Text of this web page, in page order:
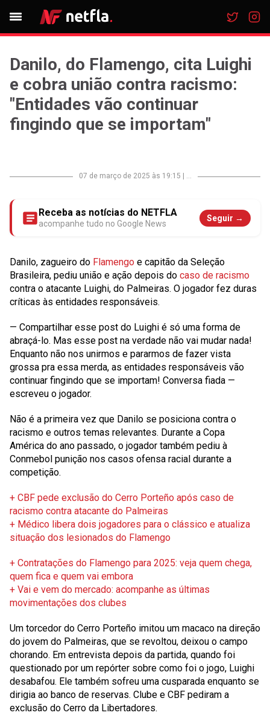
Danilo, do Flamengo, cita Luighi
e cobra união contra racismo:
"Entidades vão continuar
fingindo que se importam"
07 de março de 2025 às 19:15 ...
Receba as notícias do NETFLA
acompanhe tudo no Google News
Seguir →
Danilo, zagueiro do Flamengo e capitão da Seleção
Brasileira, pediu união e ação depois do caso de racismo
contra o atacante Luighi, do Palmeiras. O jogador fez duras
críticas às entidades responsáveis.
— Compartilhar esse post do Luighi é só uma forma de
abraçá-lo. Mas esse post na verdade não vai mudar nada!
Enquanto não nos unirmos e pararmos de fazer vista
grossa pra essa merda, as entidades responsáveis vão
continuar fingindo que se importam! Conversa fiada —
escreveu o jogador.
Não é a primeira vez que Danilo se posiciona contra o
racismo e outros temas relevantes. Durante a Copa
América do ano passado, o jogador também pediu à
Conmebol punição nos casos ofensa racial durante a
competição.
+ CBF pede exclusão do Cerro Porteño após caso de
racismo contra atacante do Palmeiras
+ Médico libera dois jogadores para o clássico e atualiza
situação dos lesionados do Flamengo
+ Contratações do Flamengo para 2025: veja quem chega,
quem fica e quem vai embora
+ Vai e vem do mercado: acompanhe as últimas
movimentações dos clubes
Um torcedor do Cerro Porteño imitou um macaco na direção
do jovem do Palmeiras, que se revoltou, deixou o campo
chorando. Em entrevista depois da partida, quando foi
questionado por um repórter sobre como foi o jogo, Luighi
desabafou. Ele também sofreu uma cusparada enquanto se
dirigia ao banco de reservas. Clube e CBF pediram a
exclusão do Cerro da Libertadores.